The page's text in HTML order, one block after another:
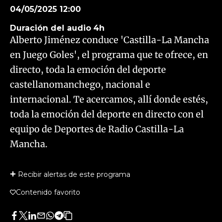
04/05/2025 12:00
Duración del audio 4h
Alberto Jiménez conduce 'Castilla-La Mancha
en Juego Goles', el programa que te ofrece, en
directo, toda la emoción del deporte
castellanomanchego, nacional e
internacional. Te acercamos, allí donde estés,
toda la emoción del deporte en directo con el
equipo de Deportes de Radio Castilla-La
Mancha.
Recibir alertas de este programa
Contenido favorito
Facebook
Twitter
LinkedIn
Enviar
Whatsapp
Telegram
Copiar